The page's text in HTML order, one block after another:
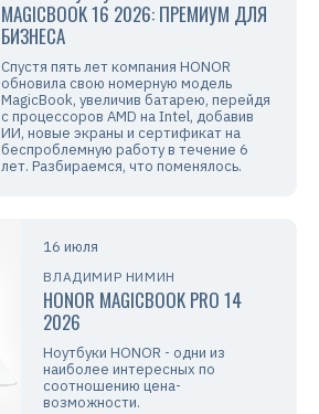
MAGICBOOK 16 2026: ПРЕМИУМ ДЛЯ
БИЗНЕСА
Спустя пять лет компания HONOR
обновила свою номерную модель
MagicBook, увеличив батарею, перейдя
с процессоров AMD на Intel, добавив
ИИ, новые экраны и сертификат на
беспроблемную работу в течение 6
лет. Разбираемся, что поменялось.
16 июля
ВЛАДИМИР НИМИН
HONOR MAGICBOOK PRO 14
2026
Ноутбуки HONOR - одни из
наиболее интересных по
соотношению цена-
возможности.